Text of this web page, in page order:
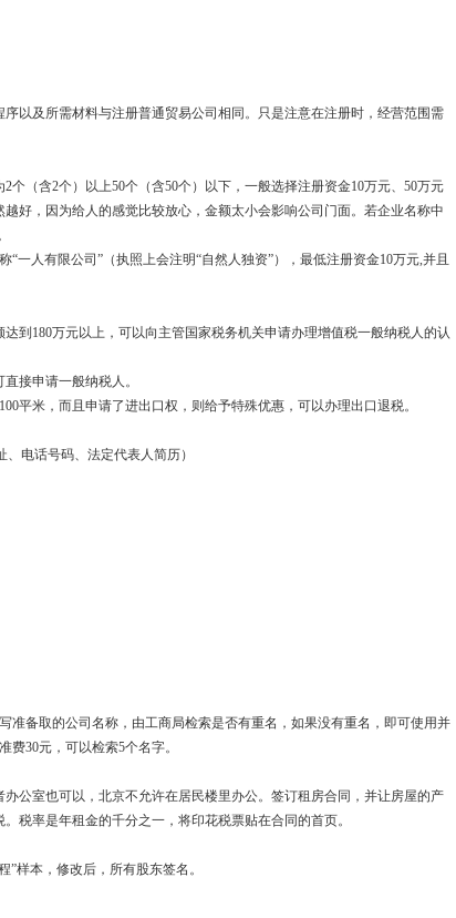
以及所需材料与注册普通贸易公司相同。只是注意在注册时，经营范围需
个（含2个）以上50个（含50个）以下，一般选择注册资金10万元、50万元
好，因为给人的感觉比较放心，金额太小会影响公司门面。若企业名称中
一人有限公司”（执照上会注明“自然人独资”），最低注册资金10万元,并且
到180万元以上，可以向主管国家税务机关申请办理增值税一般纳税人的认
接申请一般纳税人。
平米，而且申请了进出口权，则给予特殊优惠，可以办理出口退税。
电话号码、法定代表人简历）
准备取的公司名称，由工商局检索是否有重名，如果没有重名，即可使用并
费30元，可以检索5个名字。
公室也可以，北京不允许在居民楼里办公。签订租房合同，并让房屋的产
税率是年租金的千分之一，将印花税票贴在合同的首页。
样本，修改后，所有股东签名。